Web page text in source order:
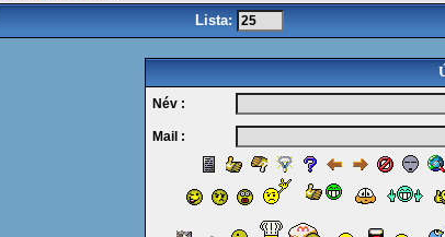
Lista:
Név :
Mail :